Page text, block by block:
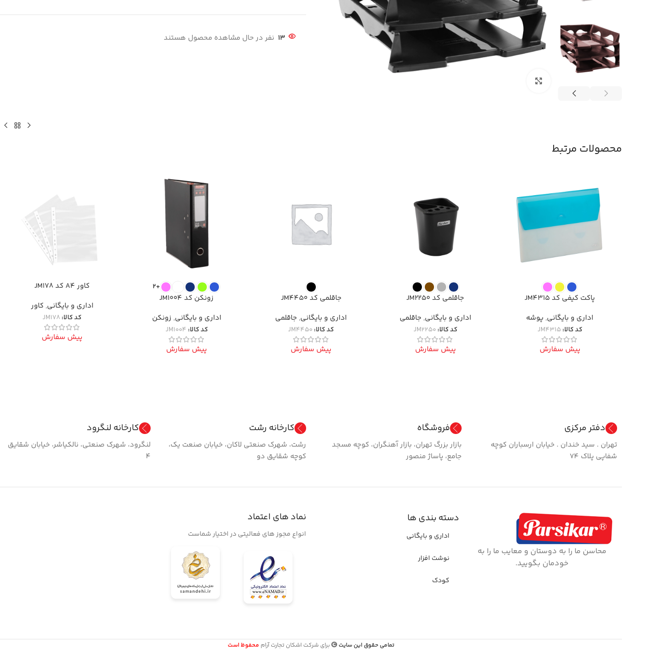
13 نفر در حال مشاهده محصول هستند
محصولات مرتبط
پاکت کیفی کد JM4315
اداری و بایگانی, پوشه
کد کالا:JM4315
پیش سفارش
جاقلمی کد JM2250
اداری و بایگانی, جاقلمی
کد کالا:JM2250
پیش سفارش
جاقلمی کد JM4450
اداری و بایگانی, جاقلمی
کد کالا:JM4450
پیش سفارش
+2
زونکن کد JM1004
اداری و بایگانی, زونکن
کد کالا: JM1004
پیش سفارش
کاور A4 کد JM178
اداری و بایگانی, کاور
کد کالا:JM178
پیش سفارش
دفتر مرکزی
تهران . سید خندان . خیابان ارسباران کوچه
شفاپی پلاک ۷۴
فروشگاه
بازار بزرگ تهران، بازار آهنگران، کوچه مسجد
جامع، پاساژ منصور
کارخانه رشت
رشت، شهرک صنعتی لاکان، خیابان صنعت یک،
کوچه شقایق دو
کارخانه لنگرود
لنگرود، شهرک صنعتی، نالکیاشر، خیابان شقایق
۴
محاسن ما را به دوستان و معایب ما را به
خودمان بگویید.
دسته بندی ها
اداری و بایگانی
نوشت افزار
کودک
نماد های اعتماد
انواع مجوز های فعالیتی در اختیار شماست
تمامی حقوق این سایت برای شرکت اشکان تجارت آرام محفوظ است